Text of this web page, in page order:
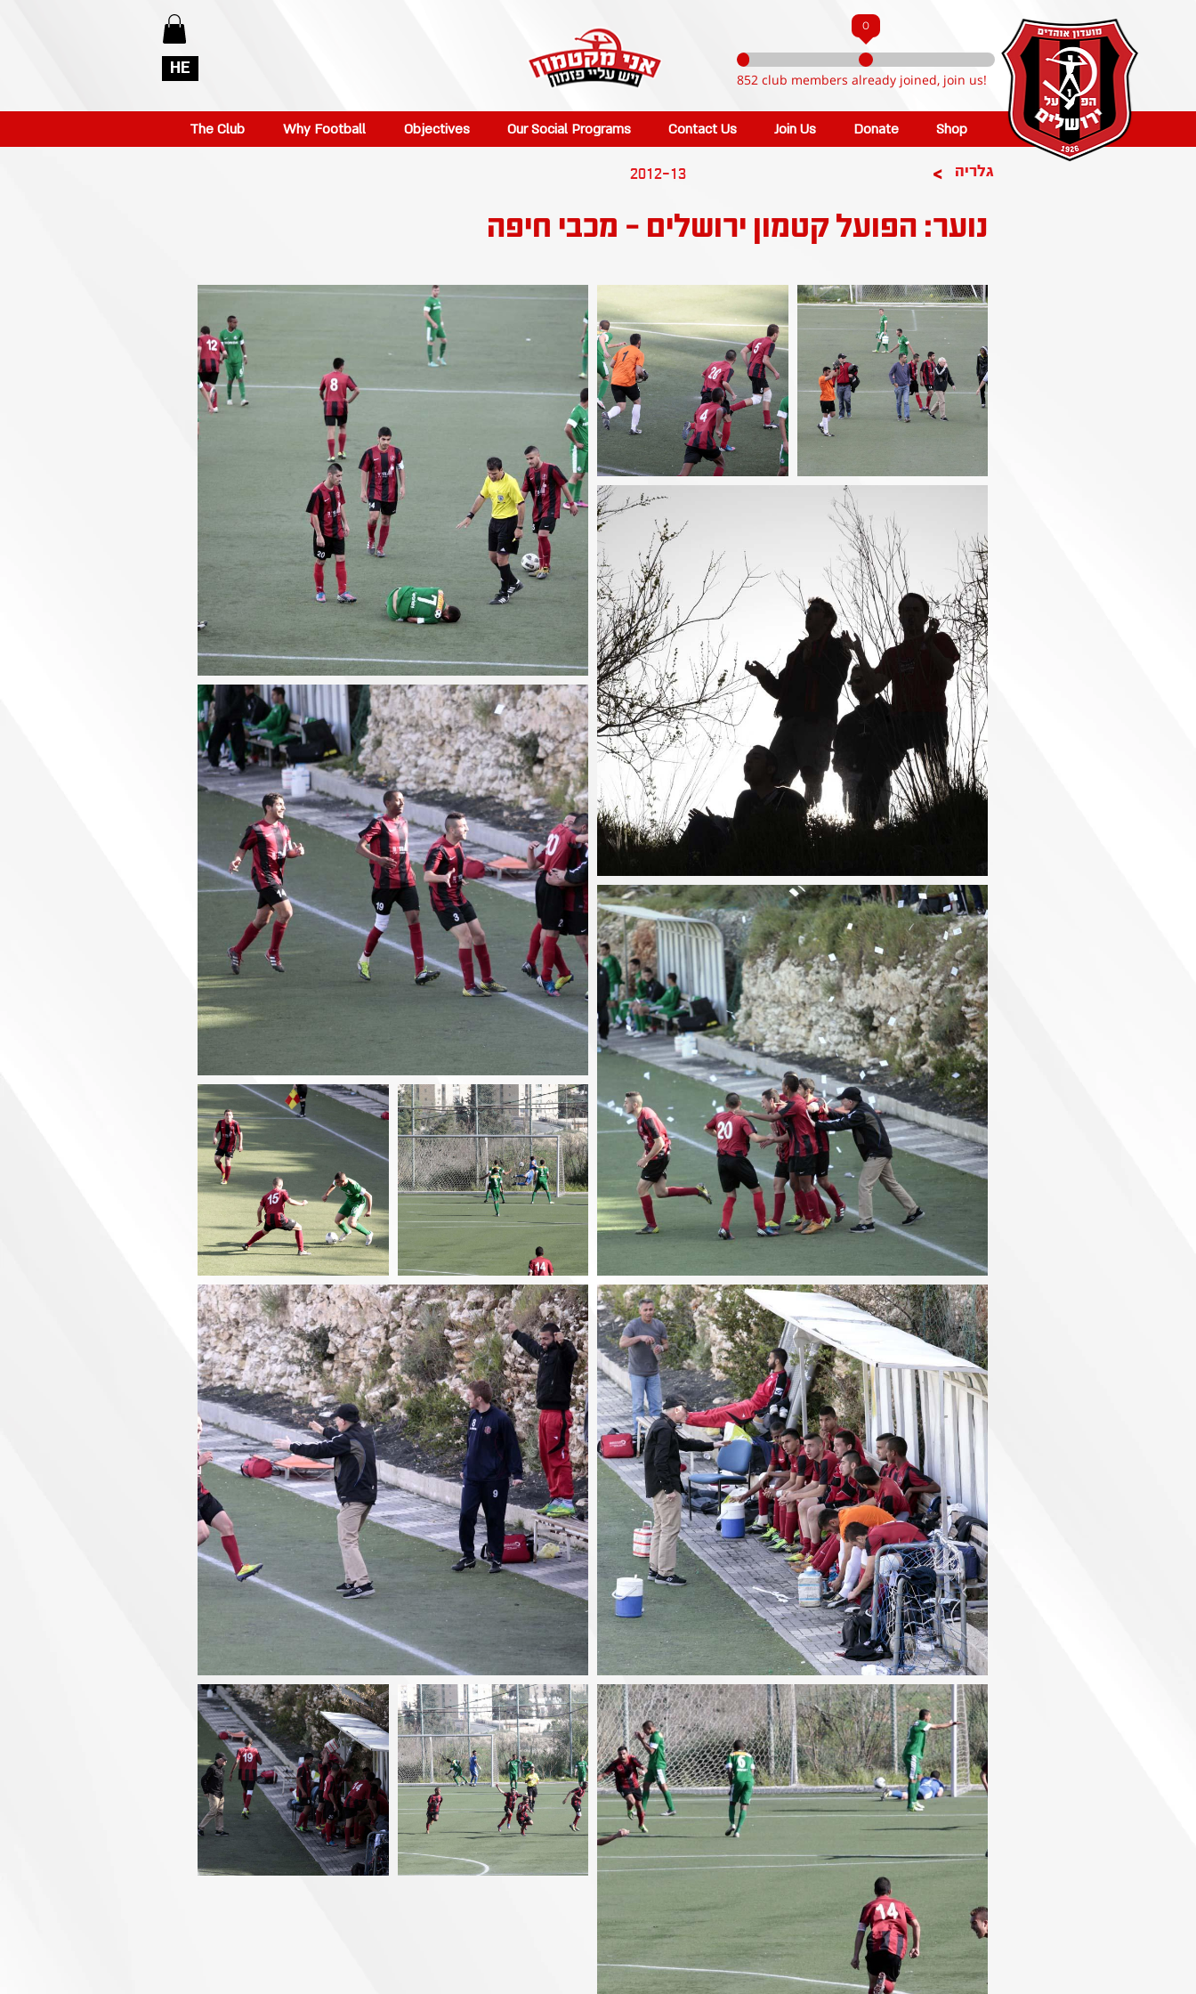
HE
0
852 club members already joined, join us!
The Club Why Football Objectives Our Social Programs Contact Us Join Us Donate Shop
>
2012-13 גלריה
נוער: הפועל קטמון ירושלים - מכבי חיפה